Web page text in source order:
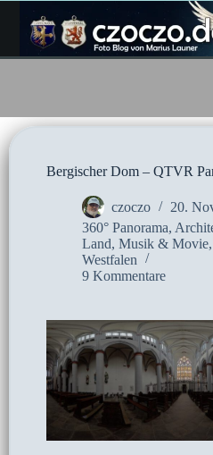
Inhalt
springen
Bergischer Dom – QTVR
czoczo
20.
360° Panorama,
Land, Musik & Movie,
Westfalen
9 Kommentare